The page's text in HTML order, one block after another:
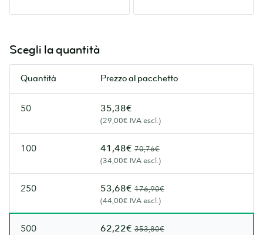
per
effetto
tradizionale.
colori.
più
lussuosi.
Scegli la quantità
Quantità Prezzo al pacchetto
50 35,38€
(29,00€ IVA escl.)
100 41,48€ 70,76€
(34,00€ IVA escl.)
250 53,68€ 176,90€
(44,00€ IVA escl.)
500 62,22€ 353,80€